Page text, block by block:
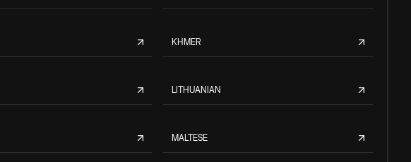
KHMER
LITHUANIAN
MALTESE